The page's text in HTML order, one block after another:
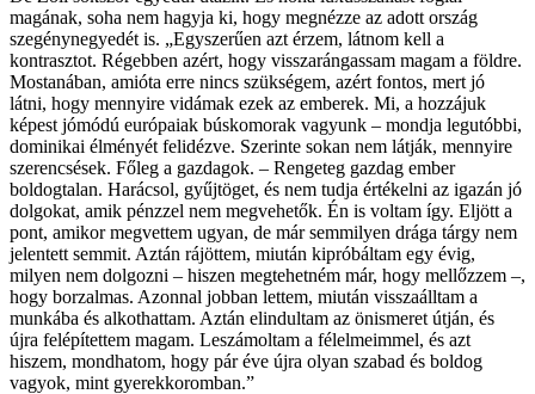
magának, soha nem hagyja ki, hogy megnézze az adott ország
szegénynegyedét is. „Egyszerűen azt érzem, látnom kell a
kontrasztot. Régebben azért, hogy visszarángassam magam a földre.
Mostanában, amióta erre nincs szükségem, azért fontos, mert jó
látni, hogy mennyire vidámak ezek az emberek. Mi, a hozzájuk
képest jómódú európaiak búskomorak vagyunk – mondja legutóbbi,
dominikai élményét felidézve. Szerinte sokan nem látják, mennyire
szerencsések. Főleg a gazdagok. – Rengeteg gazdag ember
boldogtalan. Harácsol, gyűjtöget, és nem tudja értékelni az igazán jó
dolgokat, amik pénzzel nem megvehetők. Én is voltam így. Eljött a
pont, amikor megvettem ugyan, de már semmilyen drága tárgy nem
jelentett semmit. Aztán rájöttem, miután kipróbáltam egy évig,
milyen nem dolgozni – hiszen megtehetném már, hogy mellőzzem –,
hogy borzalmas. Azonnal jobban lettem, miután visszaálltam a
munkába és alkothattam. Aztán elindultam az önismeret útján, és
újra felépítettem magam. Leszámoltam a félelmeimmel, és azt
hiszem, mondhatom, hogy pár éve újra olyan szabad és boldog
vagyok, mint gyerekkoromban.”